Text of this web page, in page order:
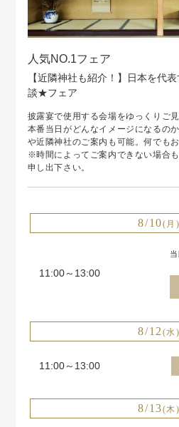
人気NO.1フェア
【近隣神社も紹介！】日本を代
談★フェア
披露宴で使用する会場をゆっくりご
本番当日がどんなイメージになるの
や近隣神社のご案内も可能。何でも
※時間によってご案内できない場合
申し出下さい。
8/10(月)
11:00～13:00
8/12 (水)
11:00～13:00
8/13(木)